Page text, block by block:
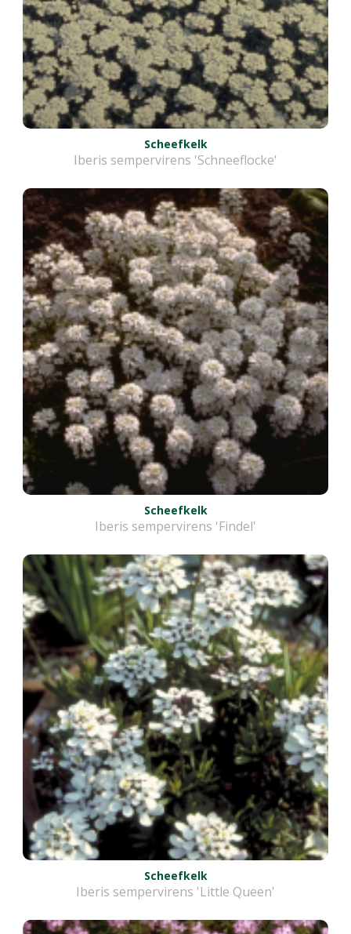
Scheefkelk
Iberis sempervirens 'Schneeflocke'
Scheefkelk
Iberis sempervirens 'Findel'
Scheefkelk
Iberis sempervirens 'Little Queen'